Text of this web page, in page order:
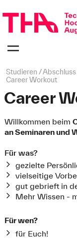
überspringen
bestätigen
des
Menüs
Seitenpfad:
Studieren
Career Workout
Career
Willkommen beim
an Seminaren und
Für was?
gezielte
vielseitige
gut gebrieft in
Mehr Wissen -
Für wen?
für Euch!